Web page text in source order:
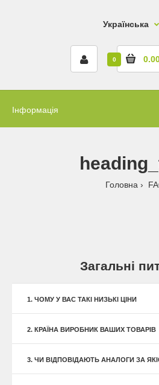
Українська
0
Інформація
Головна
Загальні
1. ЧОМУ У ВАС ТАКІ НИЗЬКІ ЦІНИ
2. КРАЇНА ВИРОБНИК ВАШИХ ТОВАРІВ
3. ЧИ ВІДПОВІДАЮТЬ АНАЛОГИ ЗА